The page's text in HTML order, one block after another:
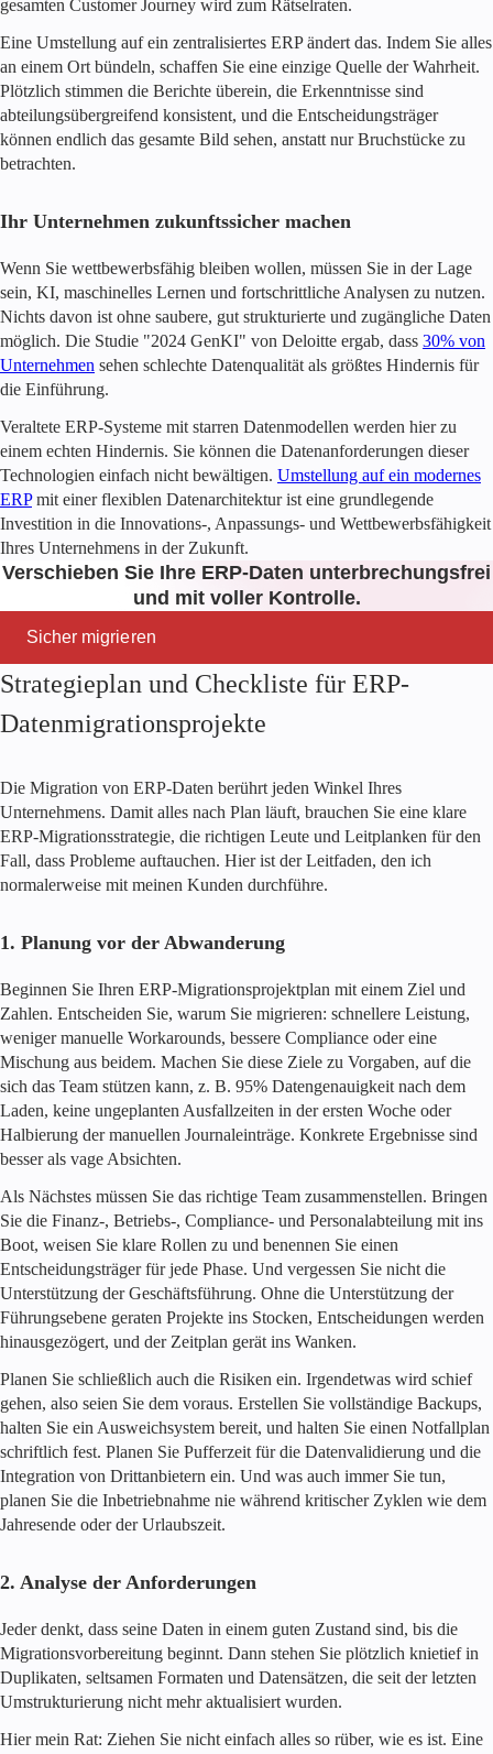
gesamten Customer Journey wird zum Rätselraten.
Eine Umstellung auf ein zentralisiertes ERP ändert das. Indem Sie alles
an einem Ort bündeln, schaffen Sie eine einzige Quelle der Wahrheit.
Plötzlich stimmen die Berichte überein, die Erkenntnisse sind
abteilungsübergreifend konsistent, und die Entscheidungsträger
können endlich das gesamte Bild sehen, anstatt nur Bruchstücke zu
betrachten.
Ihr Unternehmen zukunftssicher machen
Wenn Sie wettbewerbsfähig bleiben wollen, müssen Sie in der Lage
sein, KI, maschinelles Lernen und fortschrittliche Analysen zu nutzen.
Nichts davon ist ohne saubere, gut strukturierte und zugängliche Daten
möglich. Die Studie "2024 GenKI" von Deloitte ergab, dass 30% von
Unternehmen sehen schlechte Datenqualität als größtes Hindernis für
die Einführung.
Veraltete ERP-Systeme mit starren Datenmodellen werden hier zu
einem echten Hindernis. Sie können die Datenanforderungen dieser
Technologien einfach nicht bewältigen. Umstellung auf ein modernes
ERPmit einer flexiblen Datenarchitektur ist eine grundlegende
Investition in die Innovations-, Anpassungs- und Wettbewerbsfähigkeit
Ihres Unternehmens in der Zukunft.
Verschieben Sie Ihre ERP-Daten unterbrechungsfrei
und mit voller Kontrolle.
Sicher migrieren
Strategieplan und Checkliste für ERP-
Datenmigrationsprojekte
Die Migration von ERP-Daten berührt jeden Winkel Ihres
Unternehmens. Damit alles nach Plan läuft, brauchen Sie eine klare
ERP-Migrationsstrategie, die richtigen Leute und Leitplanken für den
Fall, dass Probleme auftauchen. Hier ist der Leitfaden, den ich
normalerweise mit meinen Kunden durchführe.
1. Planung vor der Abwanderung
Beginnen Sie Ihren ERP-Migrationsprojektplan mit einem Ziel und
Zahlen. Entscheiden Sie, warum Sie migrieren: schnellere Leistung,
weniger manuelle Workarounds, bessere Compliance oder eine
Mischung aus beidem. Machen Sie diese Ziele zu Vorgaben, auf die
sich das Team stützen kann, z. B. 95% Datengenauigkeit nach dem
Laden, keine ungeplanten Ausfallzeiten in der ersten Woche oder
Halbierung der manuellen Journaleinträge. Konkrete Ergebnisse sind
besser als vage Absichten.
Als Nächstes müssen Sie das richtige Team zusammenstellen. Bringen
Sie die Finanz-, Betriebs-, Compliance- und Personalabteilung mit ins
Boot, weisen Sie klare Rollen zu und benennen Sie einen
Entscheidungsträger für jede Phase. Und vergessen Sie nicht die
Unterstützung der Geschäftsführung. Ohne die Unterstützung der
Führungsebene geraten Projekte ins Stocken, Entscheidungen werden
hinausgezögert, und der Zeitplan gerät ins Wanken.
Planen Sie schließlich auch die Risiken ein. Irgendetwas wird schief
gehen, also seien Sie dem voraus. Erstellen Sie vollständige Backups,
halten Sie ein Ausweichsystem bereit, und halten Sie einen Notfallplan
schriftlich fest. Planen Sie Pufferzeit für die Datenvalidierung und die
Integration von Drittanbietern ein. Und was auch immer Sie tun,
planen Sie die Inbetriebnahme nie während kritischer Zyklen wie dem
Jahresende oder der Urlaubszeit.
2. Analyse der Anforderungen
Jeder denkt, dass seine Daten in einem guten Zustand sind, bis die
Migrationsvorbereitung beginnt. Dann stehen Sie plötzlich knietief in
Duplikaten, seltsamen Formaten und Datensätzen, die seit der letzten
Umstrukturierung nicht mehr aktualisiert wurden.
Hier mein Rat: Ziehen Sie nicht einfach alles so rüber, wie es ist. Eine